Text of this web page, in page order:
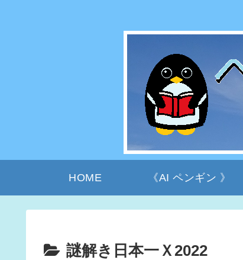
HOME 《AI ペンギン 》
謎解き日本一Ｘ2022